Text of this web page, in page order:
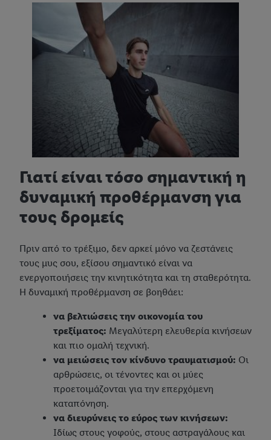
Γιατί είναι τόσο σημαντική η
δυναμική προθέρμανση για
τους δρομείς
Πριν από το τρέξιμο, δεν αρκεί μόνο να ζεστάνεις
τους μυς σου, εξίσου σημαντικό είναι να
ενεργοποιήσεις την κινητικότητα και τη σταθερότητα.
Η δυναμική προθέρμανση σε βοηθάει:
να βελτιώσεις την οικονομία του
τρεξίματος: Μεγαλύτερη ελευθερία κινήσεων
και πιο ομαλή τεχνική.
να μειώσεις τον κίνδυνο τραυματισμού: Οι
αρθρώσεις, οι τένοντες και οι μύες
προετοιμάζονται για την επερχόμενη
καταπόνηση.
να διευρύνεις το εύρος των κινήσεων:
Ιδίως στους γοφούς, στους αστραγάλους και